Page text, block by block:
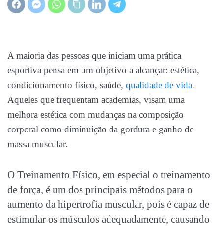
A maioria das pessoas que iniciam uma prática
esportiva pensa em um objetivo a alcançar: estética,
condicionamento físico, saúde, qualidade de vida.
Aqueles que frequentam academias, visam uma
melhora estética com mudanças na composição
corporal como diminuição da gordura e ganho de
massa muscular.
O Treinamento Físico, em especial o treinamento
de força, é um dos principais métodos para o
aumento da hipertrofia muscular, pois é capaz de
estimular os músculos adequadamente, causando